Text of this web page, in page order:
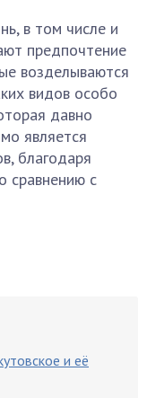
в том числе и
предпочтение
возделываются
видов особо
давно
является
благодаря
сравнению с
и её